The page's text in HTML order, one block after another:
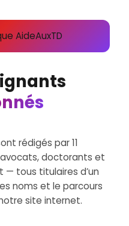
rédigés par 11
doctorants et
— tous titulaires d’un
noms et le parcours
site internet.